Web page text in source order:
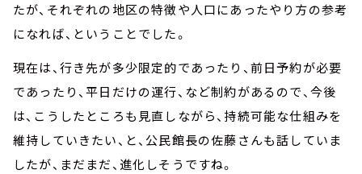
たが、それぞれの地区の特徴や人口にあったやり方の参考
になれば、ということでした。
現在は、行き先が多少限定的であったり、前日予約が必要
であったり、平日だけの運行、など制約があるので、今後
は、こうしたところも見直しながら、持続可能な仕組みを
維持していきたい、と、公民館長の佐藤さんも話していま
したが、まだまだ、進化しそうですね。